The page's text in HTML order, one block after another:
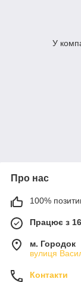
У
Про нас
100%
Працює з
м. Городок
вулиця
Контакти